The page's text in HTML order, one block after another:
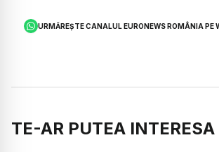
URMĂREȘTE CANALUL EURONEWS ROMÂNIA PE
TE-AR PUTEA INTERESA